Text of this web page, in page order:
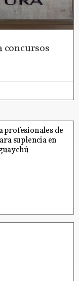
concursos
profesionales de
suplencia en